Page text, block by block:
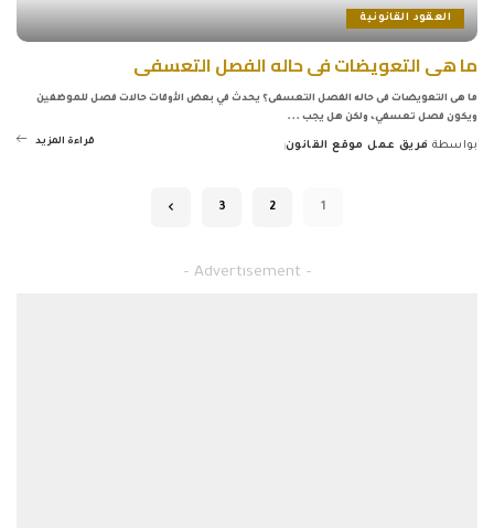
العقود القانونية
ما هى التعويضات فى حاله الفصل التعسفى
ما هى التعويضات فى حاله الفصل التعسفى؟ يحدث في بعض الأوقات حالات فصل للموظفين
ويكون فصل تعسفي، ولكن هل يجب ...
بواسطة فريق عمل موقع القانون قراءة المزيد
1
2
3
– Advertisement –